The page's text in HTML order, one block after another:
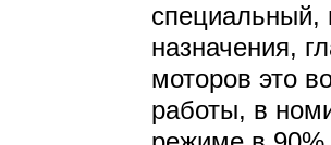
назначения,
моторов это
работы, в